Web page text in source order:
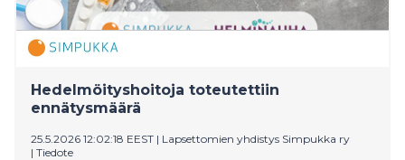
Hedelmöityshoitoja toteutettiin
ennätysmäärä
25.5.2026 12:02:18 EEST | Lapsettomien yhdistys Simpukka ry
| Tiedote